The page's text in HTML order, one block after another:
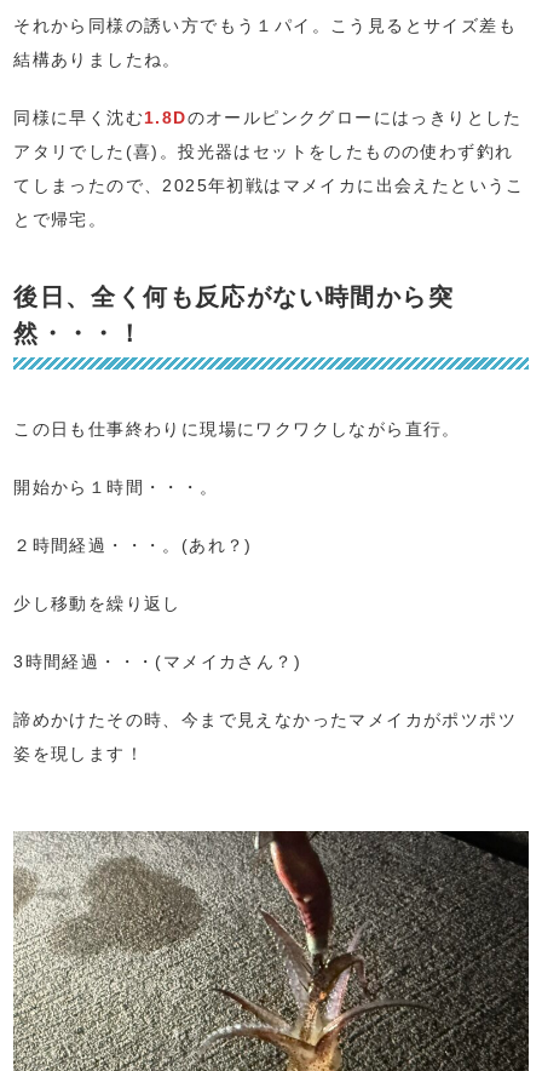
それから同様の誘い方でもう１パイ。こう見るとサイズ差も
結構ありましたね。
同様に早く沈む1.8Dのオールピンクグローにはっきりとした
アタリでした(喜)。投光器はセットをしたものの使わず釣れ
てしまったので、2025年初戦はマメイカに出会えたというこ
とで帰宅。
後日、全く何も反応がない時間から突
然・・・！
この日も仕事終わりに現場にワクワクしながら直行。
開始から１時間・・・。
２時間経過・・・。(あれ？)
少し移動を繰り返し
3時間経過・・・(マメイカさん？)
諦めかけたその時、今まで見えなかったマメイカがポツポツ
姿を現します！